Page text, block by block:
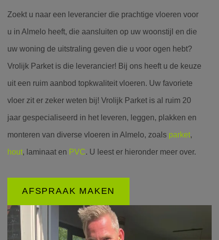
Zoekt u naar een leverancier die prachtige vloeren voor
u in Almelo heeft, die aansluiten op uw woonstijl en die
uw woning de uitstraling geven die u voor ogen hebt?
Vrolijk Parket is die leverancier! Bij ons heeft u de keuze
uit een ruim aanbod topkwaliteit vloeren. Uw favoriete
vloer zit er zeker weten bij! Vrolijk Parket is al ruim 20
jaar gespecialiseerd in het leveren, leggen, plakken en
monteren van diverse vloeren in Almelo, zoals parket,
hout, laminaat en PVC. U leest er hieronder meer over.
AFSPRAAK MAKEN